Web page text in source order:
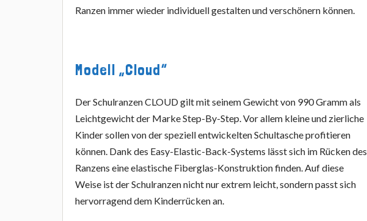
Ranzen immer wieder individuell gestalten und verschönern können.
Modell „Cloud“
Der Schulranzen CLOUD gilt mit seinem Gewicht von 990 Gramm als
Leichtgewicht der Marke Step-By-Step. Vor allem kleine und zierliche
Kinder sollen von der speziell entwickelten Schultasche profitieren
können. Dank des Easy-Elastic-Back-Systems lässt sich im Rücken des
Ranzens eine elastische Fiberglas-Konstruktion finden. Auf diese
Weise ist der Schulranzen nicht nur extrem leicht, sondern passt sich
hervorragend dem Kinderrücken an.